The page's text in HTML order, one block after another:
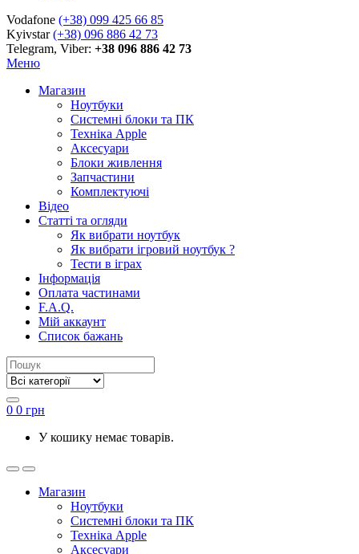
Vodafone (+38) 099 425 66 85
Kyivstar(+38) 096 886 42 73
Telegram, Viber: +38 096 886 42 73
Меню
Магазин
Ноутбуки
Системні блоки та ПК
Техніка Apple
Аксесуари
Блоки живлення
Запчастини
Комплектуючі
Відео
Статті та огляди
Як вибрати ноутбук
Як вибрати ігровий ноутбук ?
Тести в іграх
Інформація
Оплата частинами
F.A.Q.
Мій аккаунт
Список бажань
0 0 грн
У кошику немає товарів.
Магазин
Ноутбуки
Системні блоки та ПК
Техніка Apple
Аксесуари